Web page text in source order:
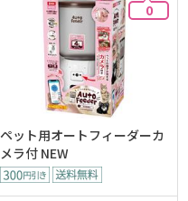
0
ペット用オートフィーダーカ
メラ付 NEW